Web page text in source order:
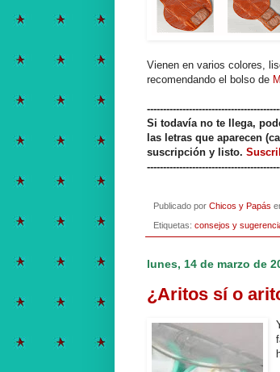
Vienen en varios colores,
recomendando el bolso de
Si todavía no te llega,
las letras que aparecen
suscripción y listo.
Publicado por Chicos y Papás
Etiquetas: consejos y
lunes, 14 de marzo de
¿Aritos sí o